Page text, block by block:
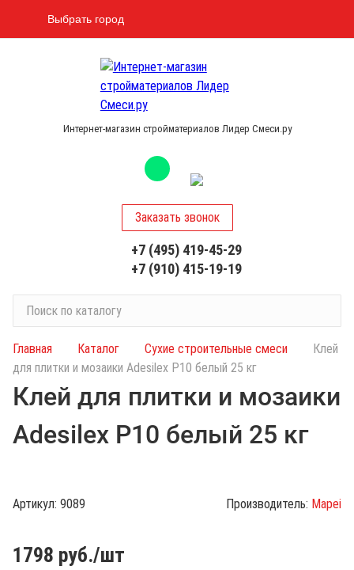
Выбрать город
Интернет-магазин стройматериалов Лидер Смеси.ру
и
к
к
л
г
Заказать звонок
+7 (495) 419-45-29
+7 (910) 415-19-19
Главная Каталог Сухие строительные смеси
Клей
для плитки и мозаики Adesilex P10 белый 25 кг
Клей для плитки и мозаики
Adesilex P10 белый 25 кг
Артикул: 9089 Производитель: Mapei
1798 руб./шт